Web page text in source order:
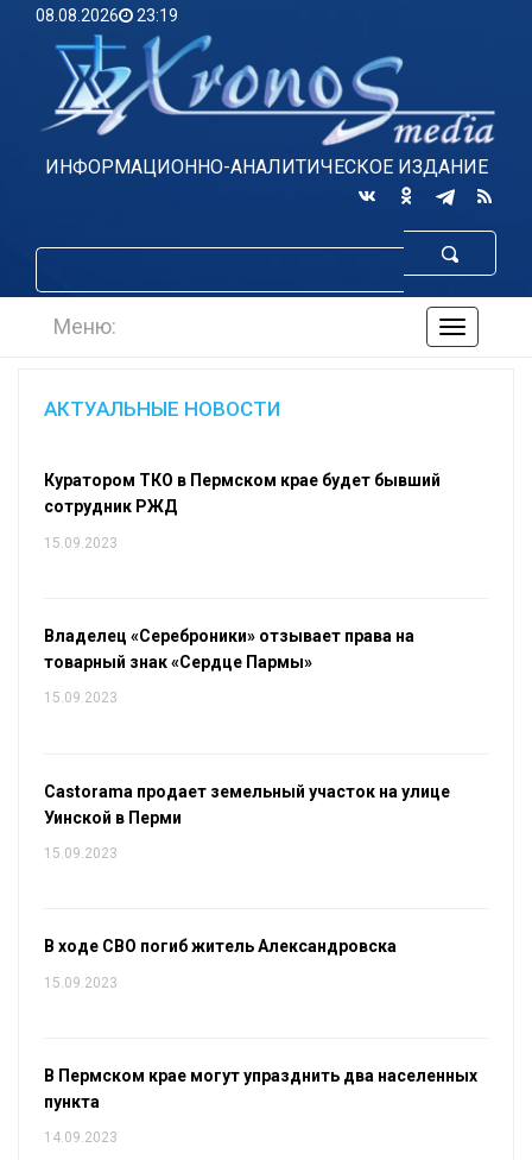
08.08.2026 23:19
ИНФОРМАЦИОННО-АНАЛИТИЧЕСКОЕ ИЗДАНИЕ
по
Меню:
АКТУАЛЬНЫЕ НОВОСТИ
Куратором ТКО в Пермском крае будет бывший
сотрудник РЖД
15.09.2023
Владелец «Сереброники» отзывает права на
товарный знак «Сердце Пармы»
15.09.2023
Castorama продает земельный участок на улице
Уинской в Перми
15.09.2023
В ходе СВО погиб житель Александровска
15.09.2023
В Пермском крае могут упразднить два населенных
пункта
14.09.2023